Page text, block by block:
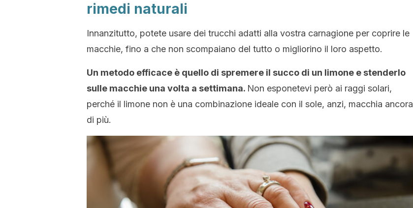
rimedi naturali
Innanzitutto, potete usare dei trucchi adatti alla vostra carnagione per coprire le
macchie, fino a che non scompaiano del tutto o migliorino il loro aspetto.
Un metodo efficace è quello di spremere il succo di un limone e stenderlo
sulle macchie una volta a settimana. Non esponetevi però ai raggi solari,
perché il limone non è una combinazione ideale con il sole, anzi, macchia ancora
di più.